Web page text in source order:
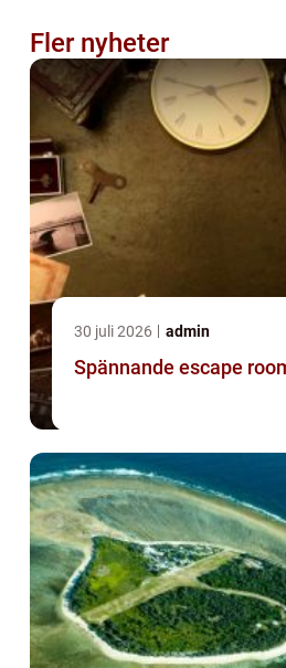
Fler nyheter
30 juli 2026 admin
Spännande escape